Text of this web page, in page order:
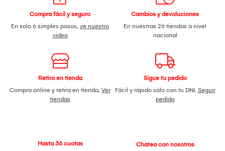
Compra fácil y seguro
En solo 6 simples pasos, ve nuestro
video
Cambios y devoluciones
En nuestras 26 tiendas a nivel
nacional
Retiro en tienda
Compra online y retira en tienda. Ver
tiendas
Sigue tu pedido
Fácil y rápido sólo con tu DNI. Seguir
pedido
Hasta 36 cuotas
Chatea con nosotros